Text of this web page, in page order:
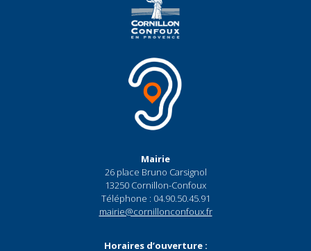
Mairie
26 place Bruno Carsignol
13250 Cornillon-Confoux
Téléphone : 04.90.50.45.91
mairie@cornillonconfoux.fr
Horaires d’ouverture :